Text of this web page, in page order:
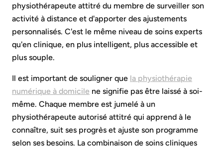
physiothérapeute attitré du membre de surveiller son
activité à distance et d'apporter des ajustements
personnalisés. C'est le même niveau de soins experts
qu'en clinique, en plus intelligent, plus accessible et
plus souple.
Il est important de souligner que la physiothérapie
numérique à domicile ne signifie pas être laissé à soi-
même. Chaque membre est jumelé à un
physiothérapeute autorisé attitré qui apprend à le
connaître, suit ses progrès et ajuste son programme
selon ses besoins. La combinaison de soins cliniques